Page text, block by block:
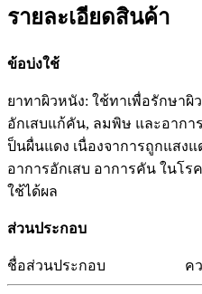
รายละเอียดสินค้า
ข้อบ่งใช้
ยาทาผิวหนัง: ใช้ทาเพื่อรักษาผิ
อักเสบแก้คัน, ลมพิษ และอากา
ป็นผื่นแดง เนื่องจาการถูกแสง
อาการอักเสบ อาการคัน ในโ
ใช้ได้ผล
ส่วนประกอบ
ชื่อส่วนประกอบ ค